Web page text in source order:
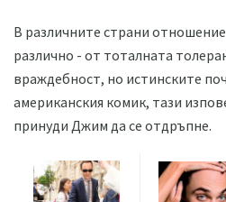
В различните страни
различно - от тоталната
враждебност, но истинските
американския комик, тази
принуди Джим да се отдръпне.